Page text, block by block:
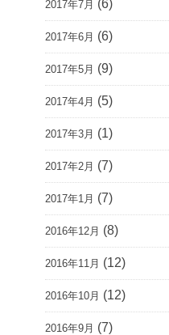
2017年7月 (6)
2017年6月 (6)
2017年5月 (9)
2017年4月 (5)
2017年3月 (1)
2017年2月 (7)
2017年1月 (7)
2016年12月 (8)
2016年11月 (12)
2016年10月 (12)
2016年9月 (7)